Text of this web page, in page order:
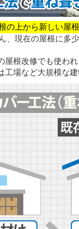
の上から新しい屋
、現在の屋根に多
屋根改修でも使わ
場など大規模な